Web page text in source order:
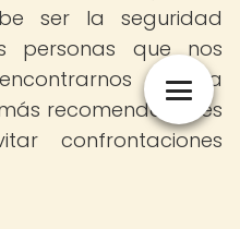
ser la seguridad
que nos
en una
recomendable es
confrontaciones